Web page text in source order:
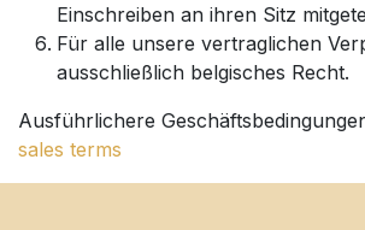
Einschreiben an ihren Sitz
Für alle unsere vertraglichen
ausschließlich belgisches Recht.
Ausführlichere
sales terms